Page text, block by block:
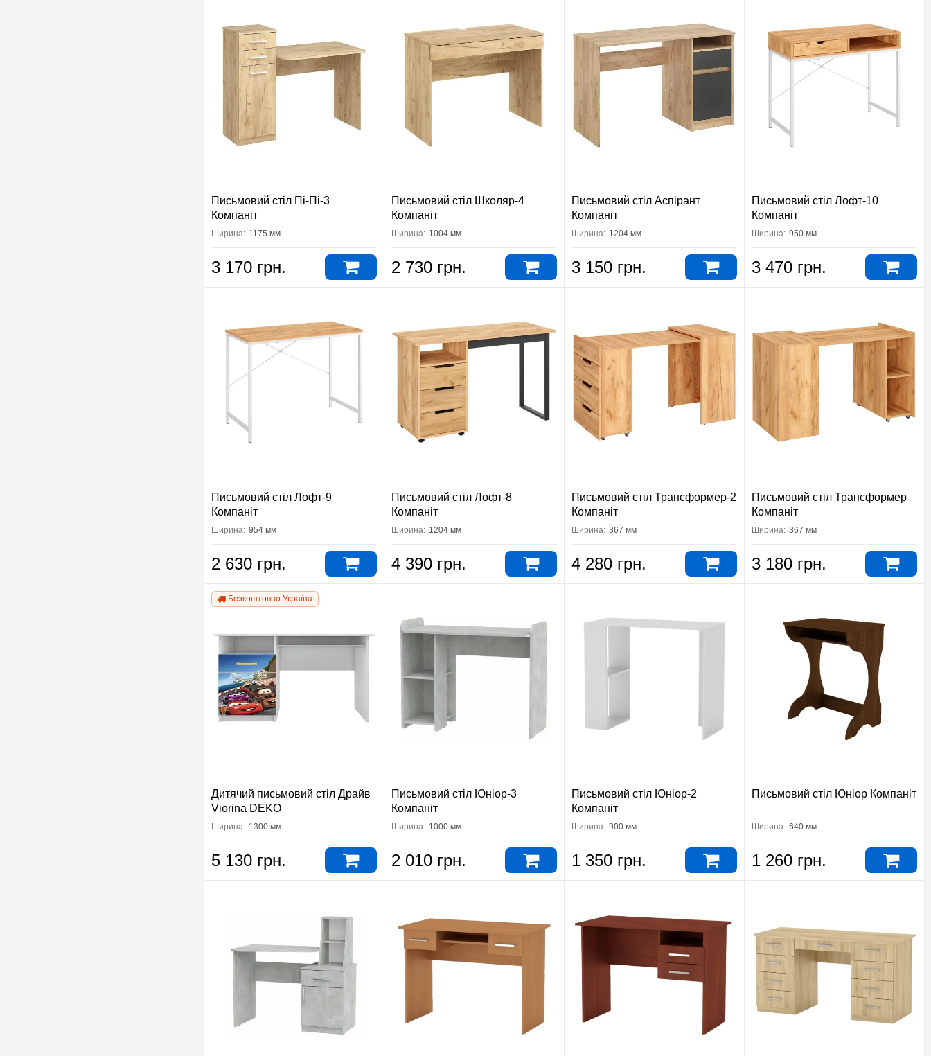
Письмовий стіл Пі-Пі-3
Компаніт
Ширина: 1175 мм
3 170 грн.
Письмовий стіл Школяр-4
Компаніт
Ширина: 1004 мм
2 730 грн.
Письмовий стіл Аспірант
Компаніт
Ширина: 1204 мм
3 150 грн.
Письмовий стіл Лофт-10
Компаніт
Ширина: 950 мм
3 470 грн.
Письмовий стіл Лофт-9
Компаніт
Ширина: 954 мм
2 630 грн.
Письмовий стіл Лофт-8
Компаніт
Ширина: 1204 мм
4 390 грн.
Письмовий стіл Трансформер-2
Компаніт
Ширина: 367 мм
4 280 грн.
Письмовий стіл Трансформер
Компаніт
Ширина: 367 мм
3 180 грн.
Безкоштовно Україна
Дитячий письмовий стіл Драйв
Viorina DEKO
Ширина: 1300 мм
5 130 грн.
Письмовий стіл Юніор-3
Компаніт
Ширина: 1000 мм
2 010 грн.
Письмовий стіл Юніор-2
Компаніт
Ширина: 900 мм
1 350 грн.
Письмовий стіл Юніор Компаніт
Ширина: 640 мм
1 260 грн.